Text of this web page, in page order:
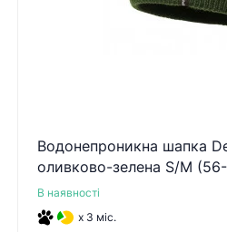
Водонепроникна шапка
оливково-зелена S/M
В наявності
x 3 міс.